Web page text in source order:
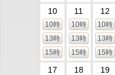
10
10時
13時
15時
11
10時
13時
15時
12
10時
13時
15時
17 18 19